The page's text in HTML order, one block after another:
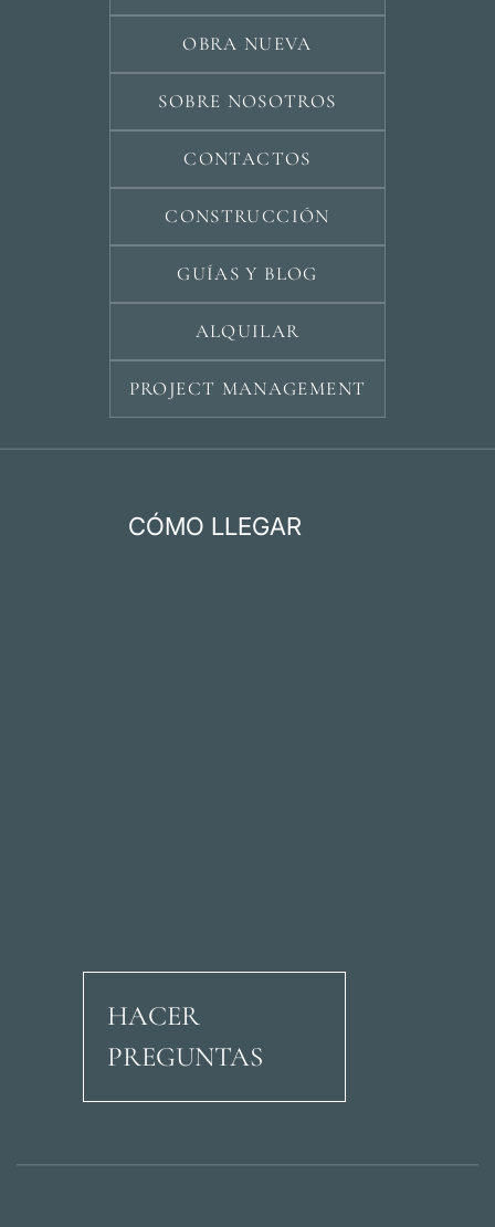
OBRA NUEVA
SOBRE NOSOTROS
CONTACTOS
CONSTRUCCIÓN
GUÍAS Y BLOG
ALQUILAR
PROJECT MANAGEMENT
CÓMO LLEGAR
Avenida Ricardo
HACER
PREGUNTAS